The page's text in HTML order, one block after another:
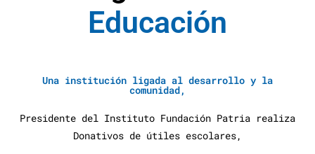
ucaciónAy
Una institución ligada al desarrollo y la
comunidad,
Presidente del Instituto Fundación Patria realiza
Donativos de útiles escolares,